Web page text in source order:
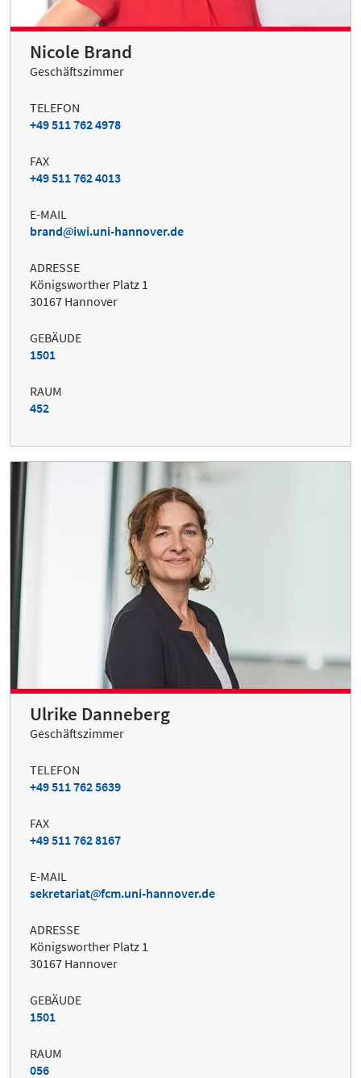
Nicole Brand
Geschäftszimmer
TELEFON
+49 511 762 4978
FAX
+49 511 762 4013
E-MAIL
brand
iwi.uni-hannover.de
ADRESSE
Königsworther Platz 1
30167 Hannover
GEBÄUDE
1501
RAUM
452
Ulrike Danneberg
Geschäftszimmer
TELEFON
+49 511 762 5639
FAX
+49 511 762 8167
E-MAIL
sekretariat
fcm.uni-hannover.de
ADRESSE
Königsworther Platz 1
30167 Hannover
GEBÄUDE
1501
RAUM
056